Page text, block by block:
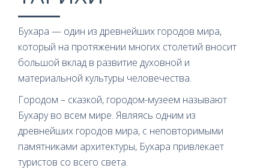
Бухара — один из древнейших городов мира,
который на протяжении многих столетий вносит
большой вклад в развитие духовной и
материальной культуры человечества.
Городом – сказкой, городом-музеем называют
Бухару во всем мире. Являясь одним из
древнейших городов мира, с неповторимыми
памятниками архитектуры, Бухара привлекает
туристов со всего света.